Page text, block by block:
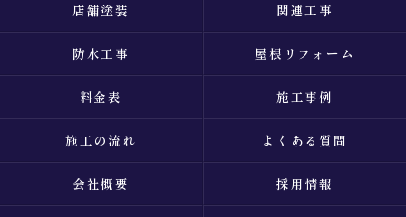
店舗塗装 関連工事
防水工事 屋根リフォーム
料金表 施工事例
施工の流れ よくある質問
会社概要 採用情報